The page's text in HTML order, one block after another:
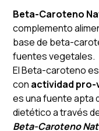
Beta-Caroteno
complemento
base de beta-
fuentes vegetales.
El Beta-caroteno
con actividad pro-
es una fuente apta
dietético a través
Beta-Caroteno